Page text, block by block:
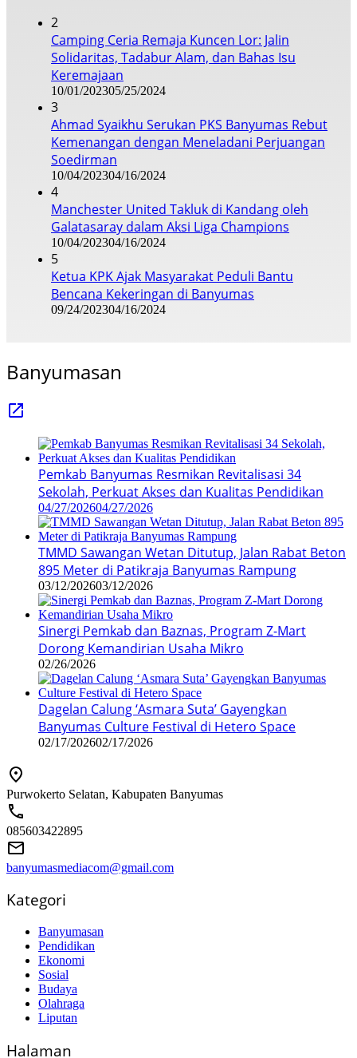
2
Camping Ceria Remaja Kuncen Lor: Jalin
Solidaritas, Tadabur Alam, dan Bahas Isu
Keremajaan
10/01/202305/25/2024
3
Ahmad Syaikhu Serukan PKS Banyumas Rebut
Kemenangan dengan Meneladani Perjuangan
Soedirman
10/04/202304/16/2024
4
Manchester United Takluk di Kandang oleh
Galatasaray dalam Aksi Liga Champions
10/04/202304/16/2024
5
Ketua KPK Ajak Masyarakat Peduli Bantu
Bencana Kekeringan di Banyumas
09/24/202304/16/2024
Banyumasan
Pemkab Banyumas Resmikan Revitalisasi 34
Sekolah, Perkuat Akses dan Kualitas Pendidikan
04/27/202604/27/2026
TMMD Sawangan Wetan Ditutup, Jalan Rabat Beton
895 Meter di Patikraja Banyumas Rampung
03/12/202603/12/2026
Sinergi Pemkab dan Baznas, Program Z-Mart
Dorong Kemandirian Usaha Mikro
02/26/2026
Dagelan Calung ‘Asmara Suta’ Gayengkan
Banyumas Culture Festival di Hetero Space
02/17/202602/17/2026
Purwokerto Selatan, Kabupaten Banyumas
085603422895
banyumasmediacom@gmail.com
Kategori
Banyumasan
Pendidikan
Ekonomi
Sosial
Budaya
Olahraga
Liputan
Halaman